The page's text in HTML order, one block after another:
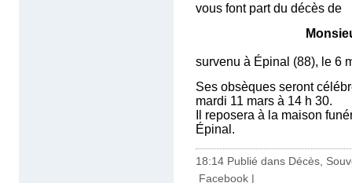
vous font part du décès de
survenu à Épinal (88), le 6
Ses obsèques seront
mardi 11 mars à 14 h 30.
Il reposera à la maison
Épinal.
18:14 Publié dans Décès,
Facebook |